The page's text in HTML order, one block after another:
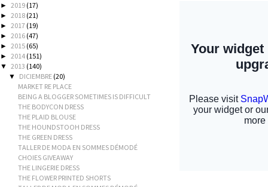
► 2019 (17)
► 2018 (21)
► 2017 (19)
► 2016 (47)
► 2015 (65)
► 2014 (151)
▼ 2013 (140)
▼ DICIEMBRE (20)
MARKET RE PLACE
BEING A BLOGGER SOMETIMES IS DIFFICULT
THE BODYCON DRESS
THE PLAID BLOUSE
THE HOUNDSTOOH DRESS
THE GREEN DRESS
TALLER DE MODA EN SOMMES DÉMODÉ
CHOIES GIVEAWAY
THE LINGERIE DRESS
THE FLOWER PRINTED SHORTS